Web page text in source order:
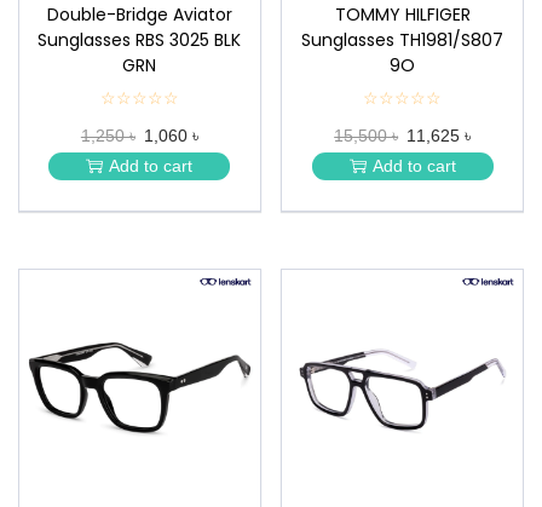
Double-Bridge Aviator
Sunglasses RBS 3025 BLK
GRN
☆☆☆☆☆
★
★
★
★
1,250 ৳ 1,060 ৳
Add to cart
TOMMY HILFIGER
Sunglasses TH1981/S807
9O
☆☆☆☆☆
★
★
★
★
15,500 ৳ 11,625 ৳
Add to cart